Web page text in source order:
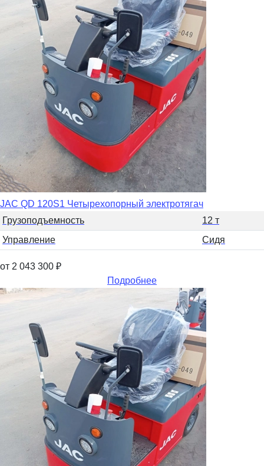
JAC QD 120S1 Четырехопорный электротягач
Грузоподъемность
12 т
Управление
Сидя
от 2 043 300 ₽
Подробнее